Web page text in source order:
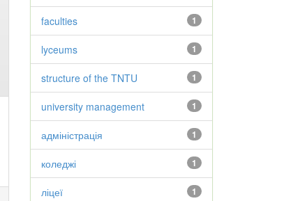
1
faculties
1
lyceums
1
structure of the TNTU
1
university management
1
адміністрація
1
коледжі
1
ліцеї